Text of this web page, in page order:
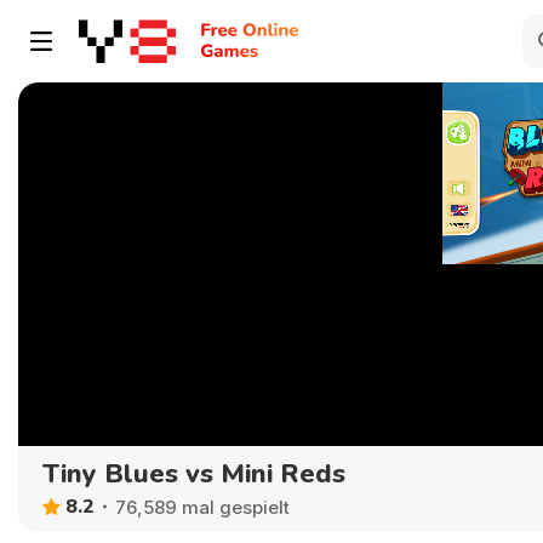
Tiny Blues vs Mini Reds
8.2 76,589 mal gespielt